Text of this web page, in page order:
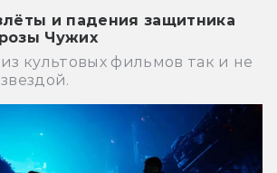
и падения защитника
Чужих
культовых фильмов так и не